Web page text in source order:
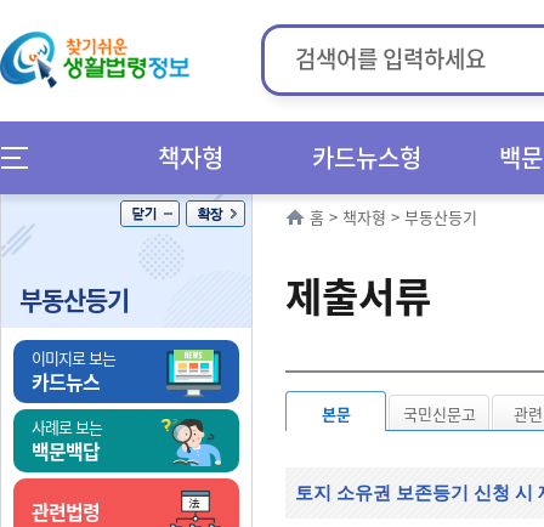
책자형 카드뉴스형 백
부동산등기
이미지로 보는
카드뉴스
사례로 보는
백문백답
관련법령
홈 > 책자형 > 부동산등기
제출서류
본문 국민신문고 관
토지 소유권 보존등기 신청 시